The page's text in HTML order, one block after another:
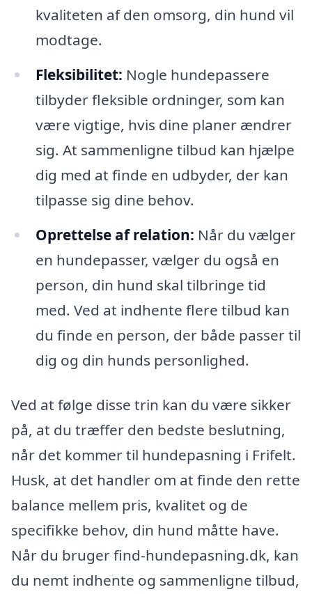
kvaliteten af den omsorg, din hund vil
modtage.
Fleksibilitet: Nogle hundepassere
tilbyder fleksible ordninger, som kan
være vigtige, hvis dine planer ændrer
sig. At sammenligne tilbud kan hjælpe
dig med at finde en udbyder, der kan
tilpasse sig dine behov.
Oprettelse af relation: Når du vælger
en hundepasser, vælger du også en
person, din hund skal tilbringe tid
med. Ved at indhente flere tilbud kan
du finde en person, der både passer til
dig og din hunds personlighed.
Ved at følge disse trin kan du være sikker
på, at du træffer den bedste beslutning,
når det kommer til hundepasning i Frifelt.
Husk, at det handler om at finde den rette
balance mellem pris, kvalitet og de
specifikke behov, din hund måtte have.
Når du bruger find-hundepasning.dk, kan
du nemt indhente og sammenligne tilbud,